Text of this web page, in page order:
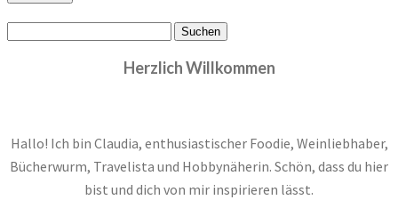
Herzlich Willkommen
Hallo! Ich bin Claudia, enthusiastischer Foodie, Weinliebhaber,
Bücherwurm, Travelista und Hobbynäherin. Schön, dass du hier
bist und dich von mir inspirieren lässt.